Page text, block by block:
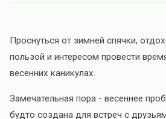
Проснуться от зимней спячки,
пользой и интересом провести
весенних каникулах.
Замечательная пора - весеннее
будто создана для встреч с